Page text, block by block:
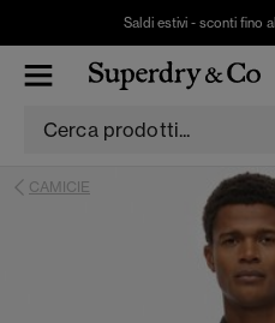
Saldi estivi - sconti fino
CAMICIE